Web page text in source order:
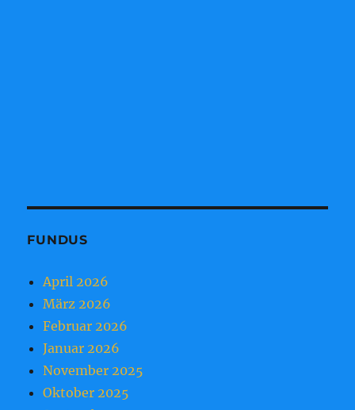
FUNDUS
April 2026
März 2026
Februar 2026
Januar 2026
November 2025
Oktober 2025